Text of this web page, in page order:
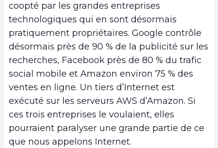
coopté par les grandes entreprises
technologiques qui en sont désormais
pratiquement propriétaires. Google contrôle
désormais près de 90 % de la publicité sur les
recherches, Facebook près de 80 % du trafic
social mobile et Amazon environ 75 % des
ventes en ligne. Un tiers d’Internet est
exécuté sur les serveurs AWS d’Amazon. Si
ces trois entreprises le voulaient, elles
pourraient paralyser une grande partie de ce
que nous appelons Internet.